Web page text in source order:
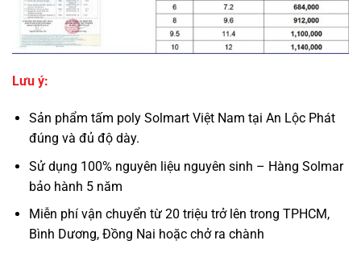
Lưu ý:
Sản phẩm tấm poly Solmart Việt Nam tại An Lộc Phát
đúng và đủ độ dày.
Sử dụng 100% nguyên liệu nguyên sinh – Hàng Solmar
bảo hành 5 năm
Miễn phí vận chuyển từ 20 triệu trở lên trong TPHCM,
Bình Dương, Đồng Nai hoặc chở ra chành